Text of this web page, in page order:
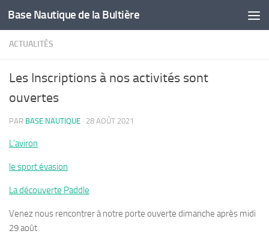
Skip to content
Base Nautique de la Bultière
ACTUALITÉS
Les Inscriptions à nos activités sont
ouvertes
PAR BASE NAUTIQUE · 28 AOÛT 2021
L’aviron
le sport évasion
La découverte Paddle
Venez nous rencontrer à notre porte ouverte dimanche après midi
29 août